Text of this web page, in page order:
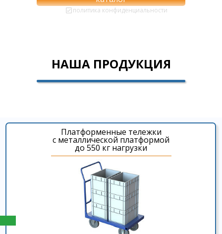
политика конфиденциальности
НАША ПРОДУКЦИЯ
Платформенные тележки
с металлической платформой
до 550 кг нагрузки